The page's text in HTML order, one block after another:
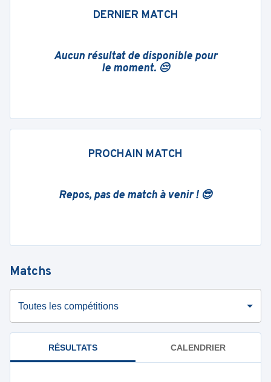
DERNIER MATCH
Aucun résultat de disponible pour
le moment. 😔
PROCHAIN MATCH
Repos, pas de match à venir ! 😎
Matchs
Toutes les compétitions
RÉSULTATS CALENDRIER